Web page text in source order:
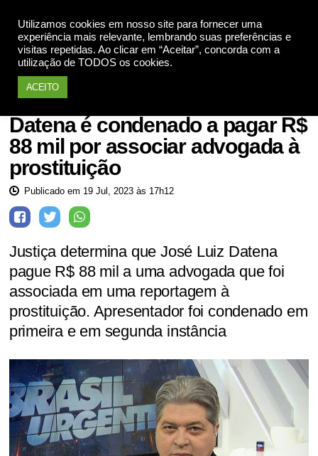
Utilizamos cookies em nosso site para fornecer uma
experiência mais relevante, lembrando suas preferências e
visitas repetidas. Ao clicar em “Aceitar”, concorda com a
utilização de TODOS os cookies.
ACEITO
Notícias
Datena é condenado a pagar R$
88 mil por associar advogada à
prostituição
Publicado em 19 Jul, 2023 às 17h12
Justiça determina que José Luiz Datena
pague R$ 88 mil a uma advogada que foi
associada em uma reportagem à
prostituição. Apresentador foi condenado em
primeira e em segunda instância